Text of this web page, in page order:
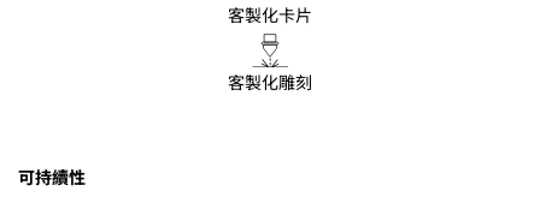
客製化卡片
客製化雕刻
可持續性